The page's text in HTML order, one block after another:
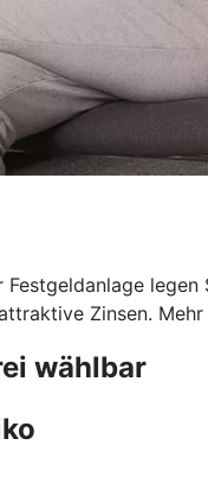
Zinsen.
wählbar